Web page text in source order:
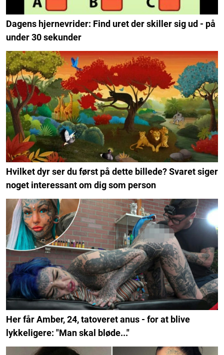
Dagens hjernevrider: Find uret der skiller sig ud - på
under 30 sekunder
Hvilket dyr ser du først på dette billede? Svaret siger
noget interessant om dig som person
Her får Amber, 24, tatoveret anus - for at blive
lykkeligere: "Man skal bløde..."